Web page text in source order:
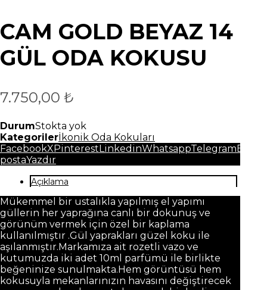
CAM GOLD BEYAZ 14
GÜL ODA KOKUSU
7.750,00 ₺
DurumStokta yok
Kategorilerİkonik Oda Kokuları
FacebookXPinterestLinkedinWhatsappTelegramE-
postaYazdır
Açıklama
Mükemmel bir ustalıkla yapılmış el yapımı
güllerin her yaprağına canlı bir dokunuş ve
görünüm vermek için özel bir kaplama
kullanılmıştır .Gül yaprakları güzel koku ile
aşılanmıştır.Markamıza ait rozetli vazo ve
kutumuzda iki adet 10ml parfümü ile birlikte
beğeninize sunulmakta.Hem görüntüsü hem
kokusuyla mekanlarınızın havasını değiştirecek